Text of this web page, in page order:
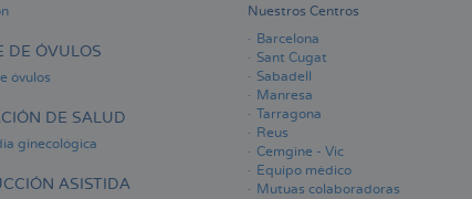
DE ÓVULOS
óvulos
DE SALUD
ginecológica
ASISTIDA
Nuestros Centros
Barcelona
Sant Cugat
Sabadell
Manresa
Tarragona
Reus
Cemgine - Vic
Equipo médico
Mutuas colaboradoras